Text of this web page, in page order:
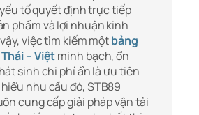
tố quyết định trực tiếp
phẩm và lợi nhuận kinh
việc tìm kiếm mộtbảng
– Việtminh bạch, ổn
sinh chi phí ẩn là ưu tiên
nhu cầu đó, STB89
cung cấp giải pháp vận tải